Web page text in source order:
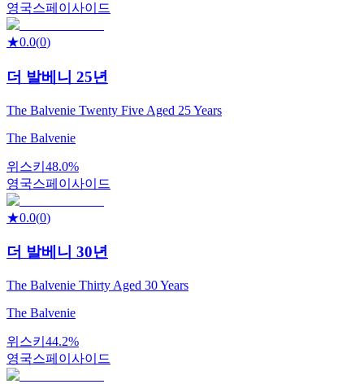
영국스페이사이드
★0.0(0)
더 발베니 25년
The Balvenie Twenty Five Aged 25 Years
The Balvenie
위스키 48.0%
영국스페이사이드
★0.0(0)
더 발베니 30년
The Balvenie Thirty Aged 30 Years
The Balvenie
위스키 44.2%
영국스페이사이드